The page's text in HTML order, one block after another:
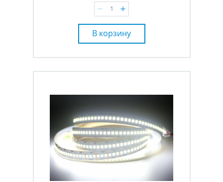
В корзину